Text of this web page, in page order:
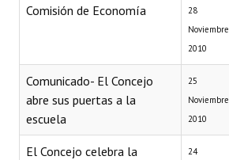
Reglamento Interno
DOCUMENTOS
Informes de Gestión
Comisión de Economía
28
Noviembre
2010
Comunicado- El Concejo
abre sus puertas a la
escuela
25
Noviembre
2010
El Concejo celebra la
24